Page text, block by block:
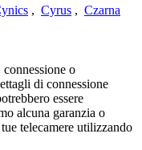
, Cyrus , Czarna
o
di connessione
essere
alcuna garanzia o
telecamere utilizzando